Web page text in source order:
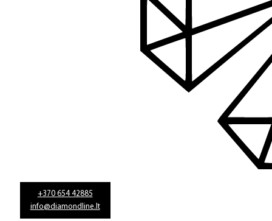
+370 654 42885
info@diamondline.lt